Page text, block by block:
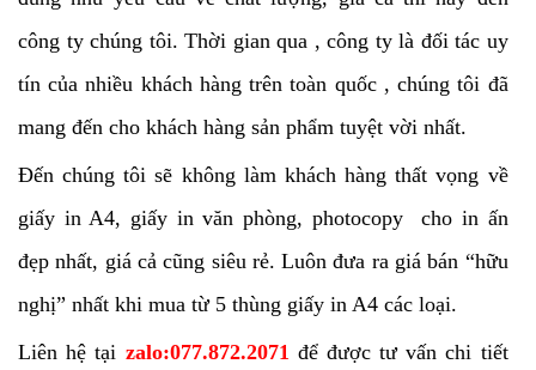
công ty chúng tôi. Thời gian qua , công ty là đối tác uy
tín của nhiều khách hàng trên toàn quốc , chúng tôi đã
mang đến cho khách hàng sản phẩm tuyệt vời nhất.
Đến chúng tôi sẽ không làm khách hàng thất vọng về
giấy in A4, giấy in văn phòng, photocopy cho in ấn
đẹp nhất, giá cả cũng siêu rẻ. Luôn đưa ra giá bán “hữu
nghị” nhất khi mua từ 5 thùng giấy in A4 các loại.
Liên hệ tại zalo:077.872.2071 để được tư vấn chi tiết